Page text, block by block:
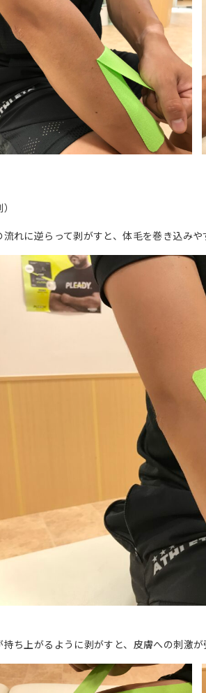
れに逆らって剥がすと、体毛を巻き込みや
ち上がるように剥がすと、皮膚への刺激が